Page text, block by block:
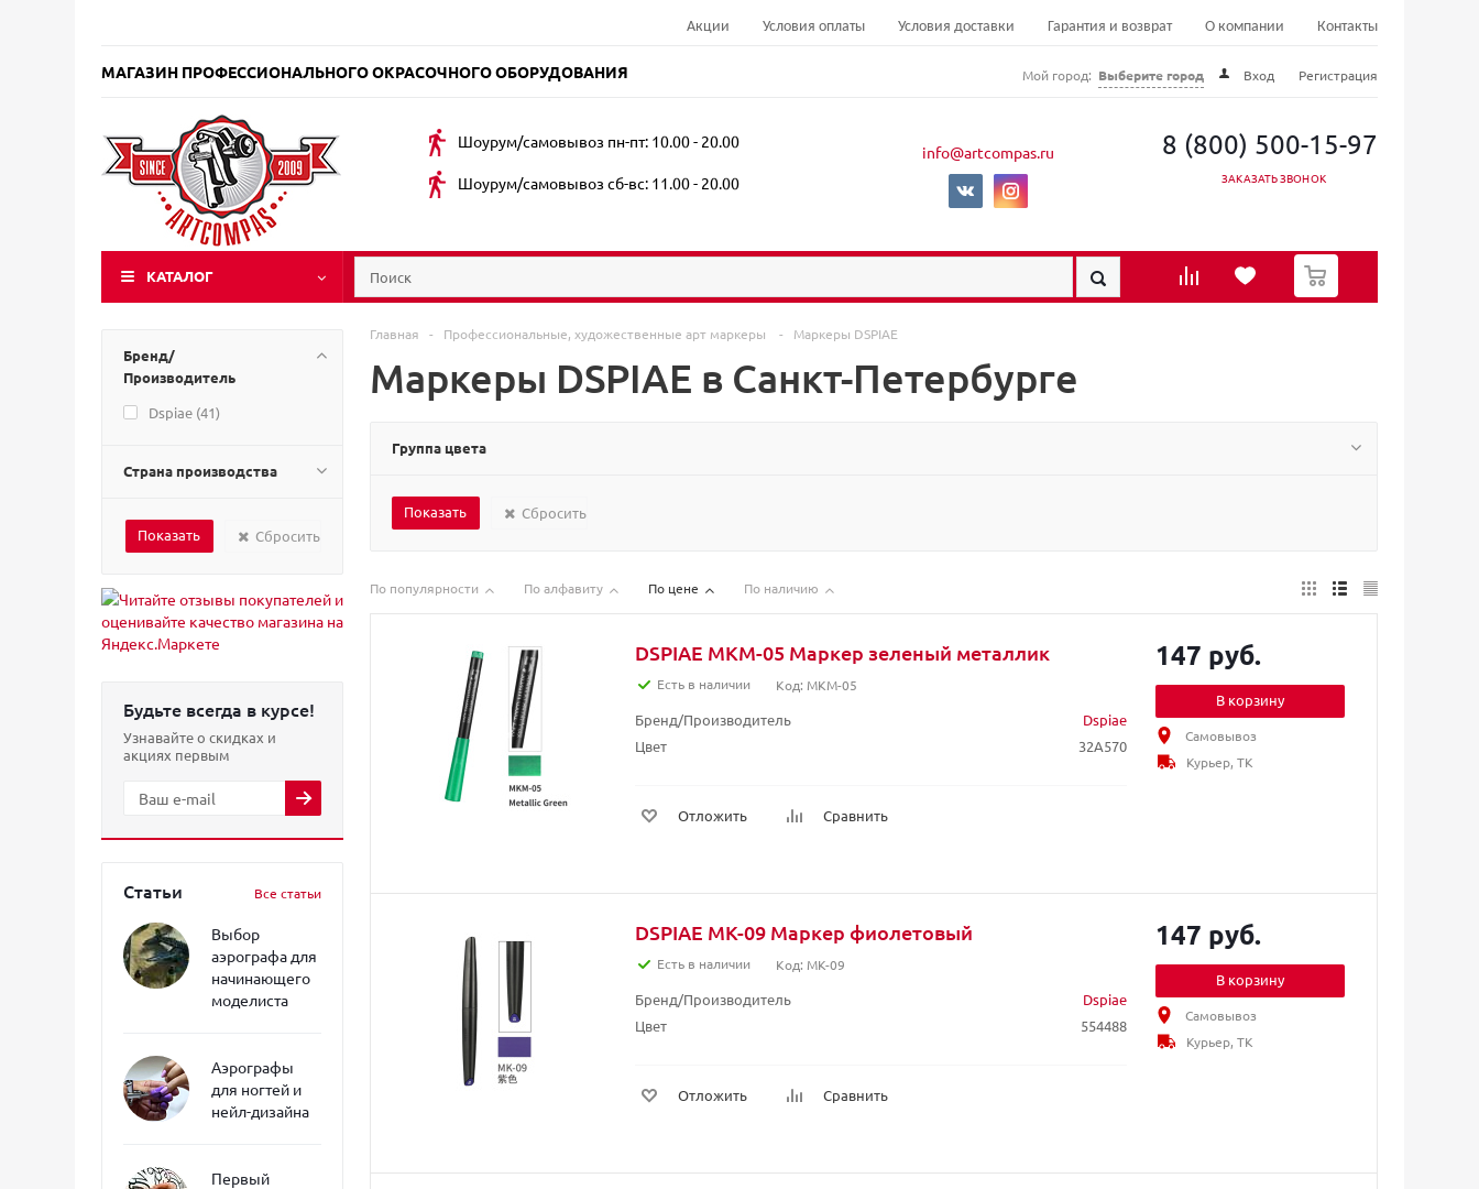
Акции Условия оплаты Условия доставки Гарантия и возврат О компании Контакты
МАГАЗИН ПРОФЕССИОНАЛЬНОГО ОКРАСОЧНОГО ОБОРУДОВАНИЯ Мой город: Выберите город Вход Регистрация
Шоурум/самовывоз пн-пт: 10.00 - 20.00
Шоурум/самовывоз сб-вс: 11.00 - 20.00
info@artcompas.ru 8 (800) 500-15-97
ЗАКАЗАТЬ ЗВОНОК
КАТАЛОГ
0
Бренд/
Производитель
Dspiae (41)
Страна производства
Сбросить
Будьте всегда в курсе!
Узнавайте о скидках и
акциях первым
Статьи Все статьи
Выбор
аэрографа для
начинающего
моделиста
Аэрографы
для ногтей и
нейл-дизайна
Первый
Главная - Профессиональные, художественные арт маркеры - Маркеры DSPIAE
Маркеры DSPIAE в Санкт-Петербурге
Группа цвета
Сбросить
По популярности По алфавиту По цене По наличию
DSPIAE MKM-05 Маркер зеленый металлик
Есть в наличии Код: MKM-05
Бренд/Производитель
Dspiae
Цвет
32A570
Отложить Сравнить
147 руб.
В корзину
Самовывоз
Курьер, ТК
DSPIAE MK-09 Маркер фиолетовый
Есть в наличии Код: MK-09
Бренд/Производитель
Dspiae
Цвет
554488
Отложить Сравнить
147 руб.
В корзину
Самовывоз
Курьер, ТК